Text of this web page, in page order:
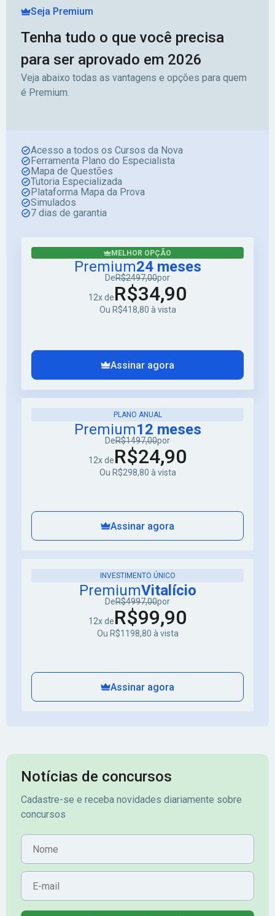
Seja Premium
Tenha tudo o que você precisa
para ser aprovado em 2026
Veja abaixo todas as vantagens e opções para quem
é Premium.
Acesso a todos os Cursos da Nova
Ferramenta Plano do Especialista
Mapa de Questões
Tutoria Especializada
Plataforma Mapa da Prova
Simulados
7 dias de garantia
MELHOR OPÇÃO
Premium24 meses
DeR$2497,00por
12x deR$34,90
Ou R$418,80 à vista
Assinar agora
PLANO ANUAL
Premium12 meses
DeR$1497,00por
12x deR$24,90
Ou R$298,80 à vista
Assinar agora
INVESTIMENTO ÚNICO
PremiumVitalício
DeR$4997,00por
12x deR$99,90
Ou R$1198,80 à vista
Assinar agora
Notícias de concursos
Cadastre-se e receba novidades diariamente sobre
concursos
Nome
E-mail